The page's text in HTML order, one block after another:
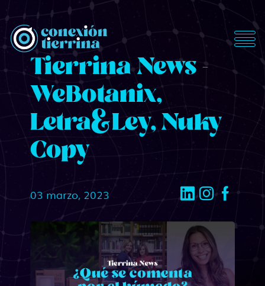
ConexionTierrina
Tierrina News -
WeBotanix,
Letra&Ley, Nuky
Copy
03 marzo, 2023